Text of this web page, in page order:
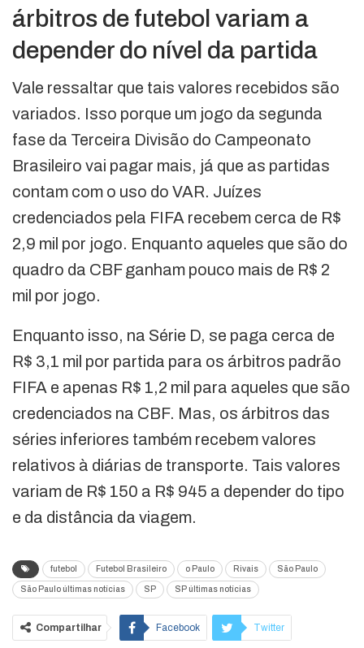
árbitros de futebol variam a
depender do nível da partida
Vale ressaltar que tais valores recebidos são
variados. Isso porque um jogo da segunda
fase da Terceira Divisão do Campeonato
Brasileiro vai pagar mais, já que as partidas
contam com o uso do VAR. Juízes
credenciados pela FIFA recebem cerca de R$
2,9 mil por jogo. Enquanto aqueles que são do
quadro da CBF ganham pouco mais de R$ 2
mil por jogo.
Enquanto isso, na Série D, se paga cerca de
R$ 3,1 mil por partida para os árbitros padrão
FIFA e apenas R$ 1,2 mil para aqueles que são
credenciados na CBF. Mas, os árbitros das
séries inferiores também recebem valores
relativos à diárias de transporte. Tais valores
variam de R$ 150 a R$ 945 a depender do tipo
e da distância da viagem.
futebol Futebol Brasileiro o Paulo Rivais São Paulo
São Paulo últimas notícias SP SP últimas notícias
Compartilhar Facebook Twitter